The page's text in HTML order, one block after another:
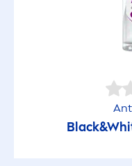
Black&